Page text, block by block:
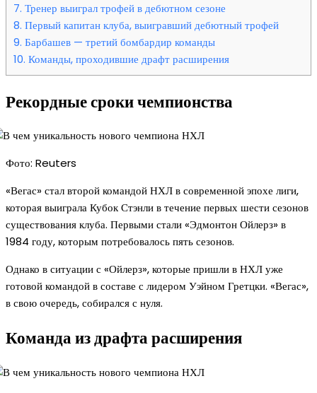
7. Тренер выиграл трофей в дебютном сезоне
8. Первый капитан клуба, выигравший дебютный трофей
9. Барбашев — третий бомбардир команды
10. Команды, проходившие драфт расширения
Рекордные сроки чемпионства
Фото: Reuters
«Вегас» стал второй командой НХЛ в современной эпохе лиги,
которая выиграла Кубок Стэнли в течение первых шести сезонов
существования клуба. Первыми стали «Эдмонтон Ойлерз» в
1984 году, которым потребовалось пять сезонов.
Однако в ситуации с «Ойлерз», которые пришли в НХЛ уже
готовой командой в составе с лидером Уэйном Гретцки. «Вегас»,
в свою очередь, собирался с нуля.
Команда из драфта расширения